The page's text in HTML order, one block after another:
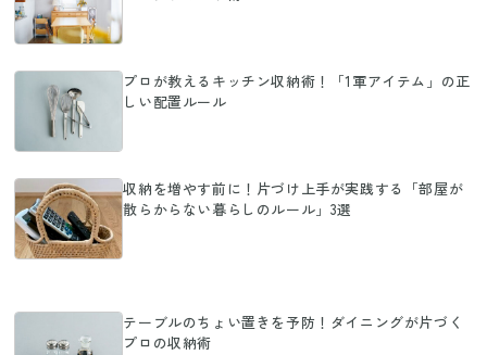
プロが教えるキッチン収納術！「1軍アイテム」の正
しい配置ルール
収納を増やす前に！片づけ上手が実践する「部屋が
散らからない暮らしのルール」3選
テーブルのちょい置きを予防！ダイニングが片づく
プロの収納術